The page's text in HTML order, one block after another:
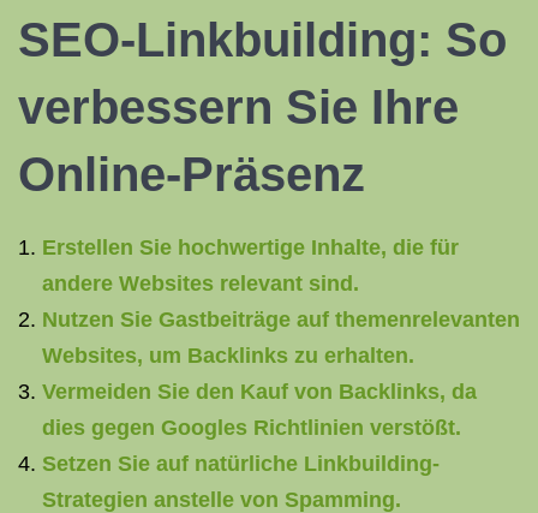
SEO-Linkbuilding: So
verbessern Sie Ihre
Online-Präsenz
Erstellen Sie hochwertige Inhalte, die für
andere Websites relevant sind.
Nutzen Sie Gastbeiträge auf themenrelevanten
Websites, um Backlinks zu erhalten.
Vermeiden Sie den Kauf von Backlinks, da
dies gegen Googles Richtlinien verstößt.
Setzen Sie auf natürliche Linkbuilding-
Strategien anstelle von Spamming.